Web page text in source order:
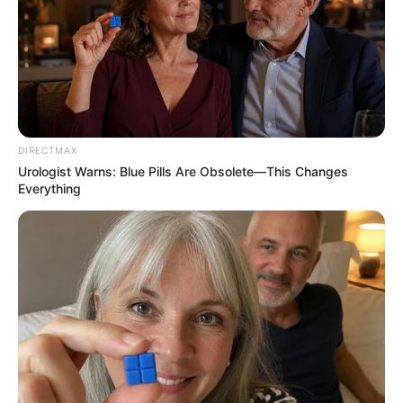
Surgeons: This Simple Method Ends Joint Pain &
Arthritis! Try It!
FORGE BODY
DIRECTMAX
Urologist Warns: Blue Pills Are Obsolete—This Changes
Everything